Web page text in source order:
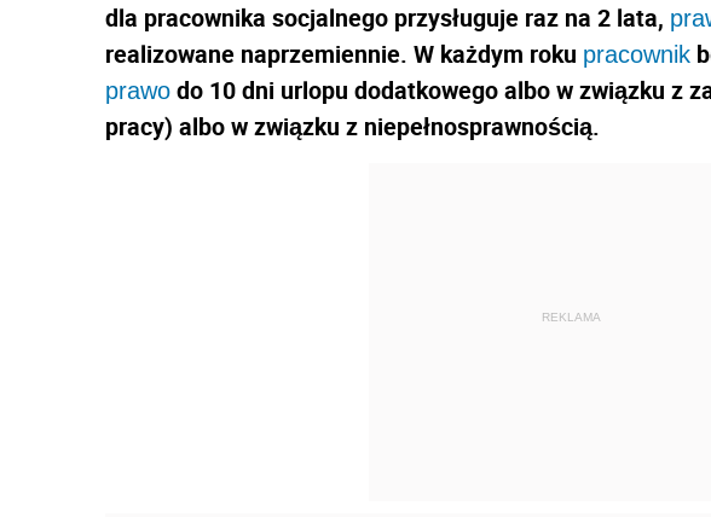
dla pracownika socjalnego przysługuje raz na 2 lata,
realizowane naprzemiennie. W każdym roku pracownik
prawo do 10 dni urlopu dodatkowego albo w związku z
pracy) albo w związku z niepełnosprawnością.
REKLAMA